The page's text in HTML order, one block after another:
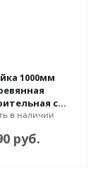
1000мм
с
210671
в наличии
руб.